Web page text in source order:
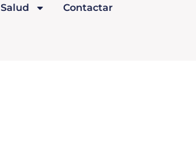
Salud Contactar